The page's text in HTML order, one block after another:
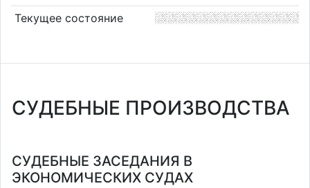
Текущее состояние
СУДЕБНЫЕ ПРОИЗВОДСТВА
СУДЕБНЫЕ ЗАСЕДАНИЯ В
ЭКОНОМИЧЕСКИХ СУДАХ